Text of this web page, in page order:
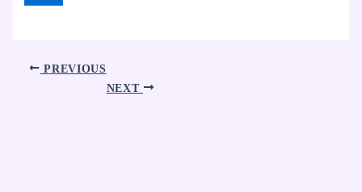
PREVIOUS
NEXT